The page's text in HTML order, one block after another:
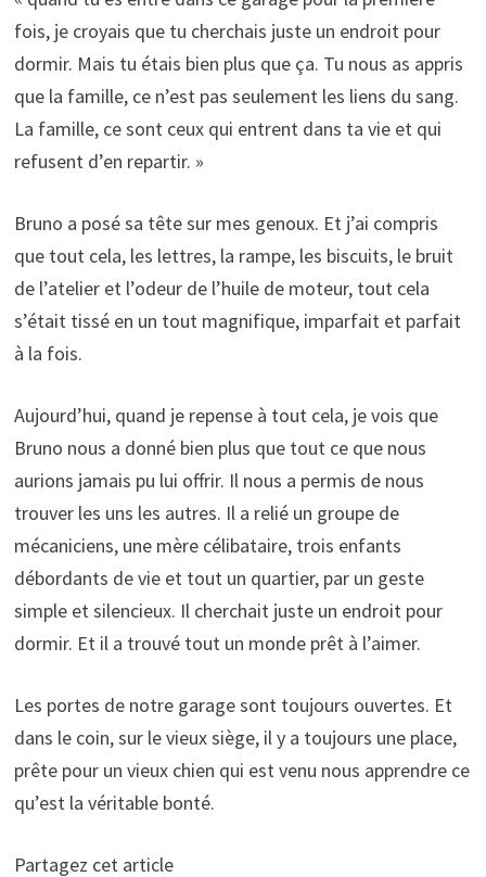
fois, je croyais que tu cherchais juste un endroit pour
dormir. Mais tu étais bien plus que ça. Tu nous as appris
que la famille, ce n’est pas seulement les liens du sang.
La famille, ce sont ceux qui entrent dans ta vie et qui
refusent d’en repartir. »
Bruno a posé sa tête sur mes genoux. Et j’ai compris
que tout cela, les lettres, la rampe, les biscuits, le bruit
de l’atelier et l’odeur de l’huile de moteur, tout cela
s’était tissé en un tout magnifique, imparfait et parfait
à la fois.
Aujourd’hui, quand je repense à tout cela, je vois que
Bruno nous a donné bien plus que tout ce que nous
aurions jamais pu lui offrir. Il nous a permis de nous
trouver les uns les autres. Il a relié un groupe de
mécaniciens, une mère célibataire, trois enfants
débordants de vie et tout un quartier, par un geste
simple et silencieux. Il cherchait juste un endroit pour
dormir. Et il a trouvé tout un monde prêt à l’aimer.
Les portes de notre garage sont toujours ouvertes. Et
dans le coin, sur le vieux siège, il y a toujours une place,
prête pour un vieux chien qui est venu nous apprendre ce
qu’est la véritable bonté.
Partagez cet article